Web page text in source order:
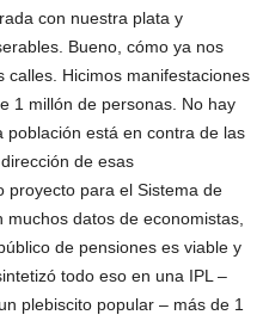
con nuestra plata y
Bueno, cómo ya nos
calles. Hicimos manifestaciones
1 millón de personas. No hay
está en contra de las
de esas
proyecto para el Sistema de
datos de economistas,
de pensiones es viable y
todo eso en una IPL –
plebiscito popular – más de 1